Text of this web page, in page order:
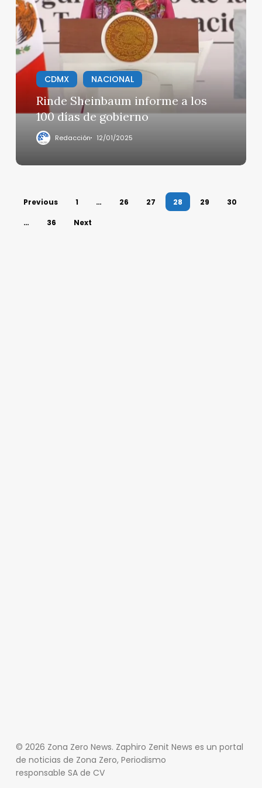
Sheinbaum
informe
a
los
100
días
gobierno
CDMX NACIONAL
Rinde Sheinbaum informe a los
100 días de gobierno
Redacción 12/01/2025
Previous 1 … 26 27 28 29 30
… 36 Next
© 2026 Zona Zero News. Zaphiro Zenit News es un portal
de noticias de Zona Zero, Periodismo
responsable SA de CV